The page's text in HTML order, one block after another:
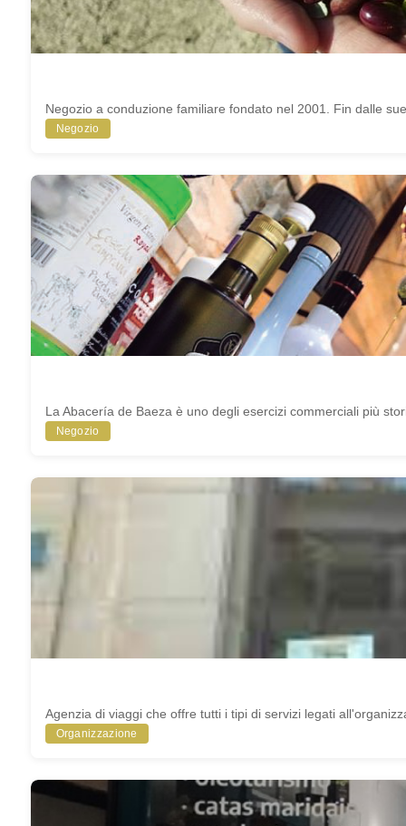
Negozio a conduzione familiare fondato nel 2001. Fin dalle
Negozio
La Abacería de Baeza è uno degli esercizi commerciali più
Negozio
Agenzia di viaggi che offre tutti i tipi di servizi legati
Organizzazione